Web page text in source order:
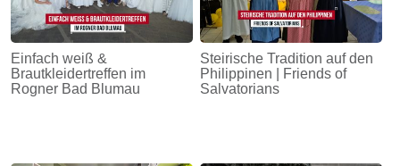
Einfach weiß &
Brautkleidertreffen im
Rogner Bad Blumau
Steirische Tradition auf den
Philippinen | Friends of
Salvatorians